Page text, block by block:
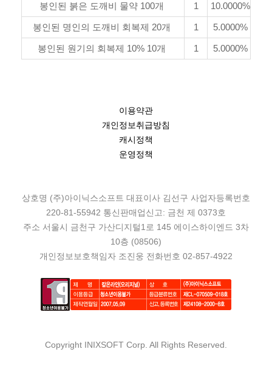
봉인된 붉은 도깨비 물약 100개 1 10.0000%
봉인된 명인의 도깨비 회복제 20개 1 5.0000%
봉인된 원기의 회복제 10% 10개 1 5.0000%
이용약관
개인정보취급방침
캐시정책
운영정책
상호명 (주)아이닉스소프트 대표이사 김선구 사업자등록번호
220-81-55942 통신판매업신고: 금천 제 0373호
주소 서울시 금천구 가산디지털1로 145 에이스하이엔드 3차
10층 (08506)
개인정보보호책임자 조진웅 전화번호 02-857-4922
Copyright INIXSOFT Corp. All Rights Reserved.